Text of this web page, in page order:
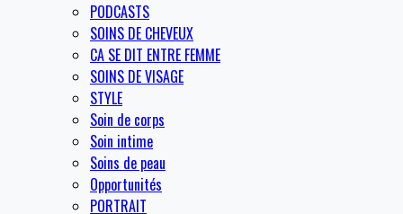
PODCASTS
SOINS DE CHEVEUX
CA SE DIT ENTRE FEMME
SOINS DE VISAGE
STYLE
Soin de corps
Soin intime
Soins de peau
Opportunités
PORTRAIT